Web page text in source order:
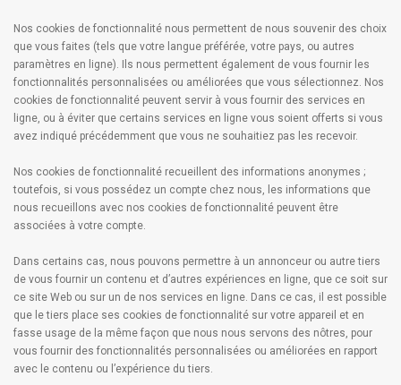
Nos cookies de fonctionnalité nous permettent de nous souvenir des choix
que vous faites (tels que votre langue préférée, votre pays, ou autres
paramètres en ligne). Ils nous permettent également de vous fournir les
fonctionnalités personnalisées ou améliorées que vous sélectionnez. Nos
cookies de fonctionnalité peuvent servir à vous fournir des services en
ligne, ou à éviter que certains services en ligne vous soient offerts si vous
avez indiqué précédemment que vous ne souhaitiez pas les recevoir.
Nos cookies de fonctionnalité recueillent des informations anonymes ;
toutefois, si vous possédez un compte chez nous, les informations que
nous recueillons avec nos cookies de fonctionnalité peuvent être
associées à votre compte.
Dans certains cas, nous pouvons permettre à un annonceur ou autre tiers
de vous fournir un contenu et d’autres expériences en ligne, que ce soit sur
ce site Web ou sur un de nos services en ligne. Dans ce cas, il est possible
que le tiers place ses cookies de fonctionnalité sur votre appareil et en
fasse usage de la même façon que nous nous servons des nôtres, pour
vous fournir des fonctionnalités personnalisées ou améliorées en rapport
avec le contenu ou l’expérience du tiers.